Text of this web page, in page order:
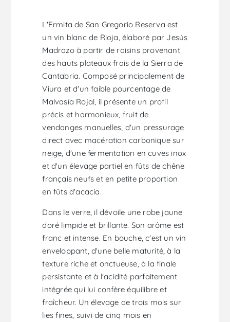
L'Ermita de San Gregorio Reserva est
un vin blanc de Rioja, élaboré par Jesús
Madrazo à partir de raisins provenant
des hauts plateaux frais de la Sierra de
Cantabria. Composé principalement de
Viura et d'un faible pourcentage de
Malvasía Rojal, il présente un profil
précis et harmonieux, fruit de
vendanges manuelles, d'un pressurage
direct avec macération carbonique sur
neige, d'une fermentation en cuves inox
et d'un élevage partiel en fûts de chêne
français neufs et en petite proportion
en fûts d'acacia.
Dans le verre, il dévoile une robe jaune
doré limpide et brillante. Son arôme est
franc et intense. En bouche, c'est un vin
enveloppant, d'une belle maturité, à la
texture riche et onctueuse, à la finale
persistante et à l'acidité parfaitement
intégrée qui lui confère équilibre et
fraîcheur. Un élevage de trois mois sur
lies fines, suivi de cinq mois en